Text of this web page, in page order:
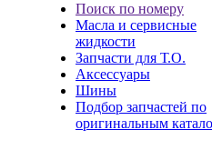
Поиск по номеру
Масла и сервисные
жидкости
Запчасти для Т.О.
Аксессуары
Шины
Подбор запчастей по
оригинальным